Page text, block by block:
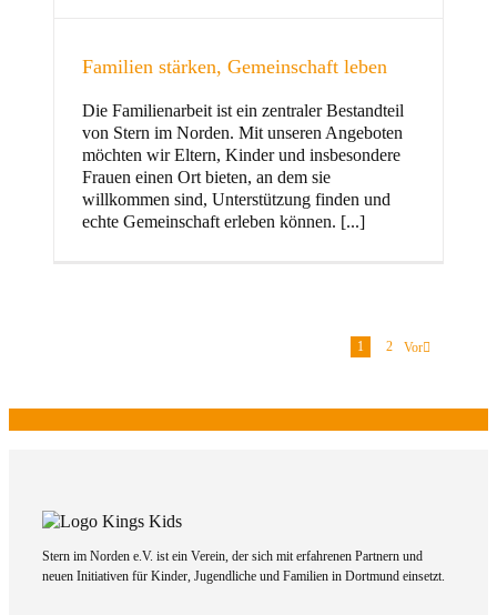
Familien stärken, Gemeinschaft leben
Die Familienarbeit ist ein zentraler Bestandteil
von Stern im Norden. Mit unseren Angeboten
möchten wir Eltern, Kinder und insbesondere
Frauen einen Ort bieten, an dem sie
willkommen sind, Unterstützung finden und
echte Gemeinschaft erleben können. [...]
1 2 Vor
Stern im Norden e.V. ist ein Verein, der sich mit erfahrenen Partnern und
neuen Initiativen für Kinder, Jugendliche und Familien in Dortmund einsetzt.